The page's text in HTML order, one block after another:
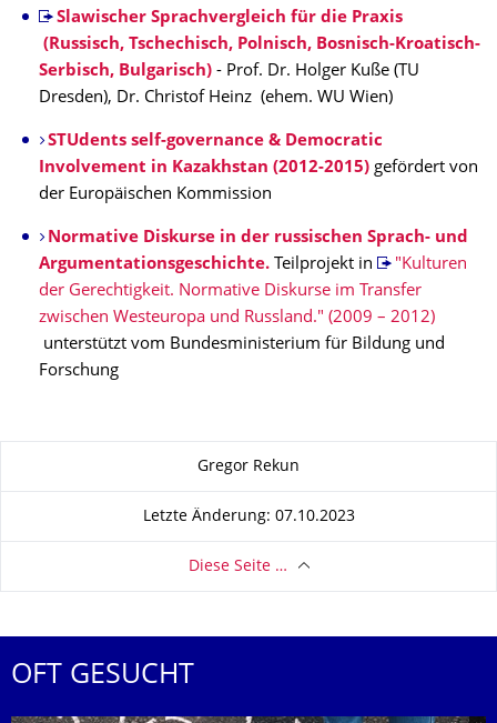
Slawischer Sprachvergleich für die Praxis
(Russisch, Tschechisch, Polnisch, Bosnisch-Kroatisch-
Serbisch, Bulgarisch) - Prof. Dr. Holger Kuße (TU
Dresden), Dr. Christof Heinz (ehem. WU Wien)
STUdents self-governance & Democratic
Involvement in Kazakhstan (2012-2015) gefördert von
der Europäischen Kommission
Normative Diskurse in der russischen Sprach- und
Argumentationsgeschichte. Teilprojekt in
"Kulturen
der Gerechtigkeit. Normative Diskurse im Transfer
zwischen Westeuropa und Russland." (2009 – 2012)
unterstützt vom Bundesministerium für Bildung und
Forschung
Gregor Rekun
Letzte Änderung: 07.10.2023
Diese Seite …
OFT GESUCHT